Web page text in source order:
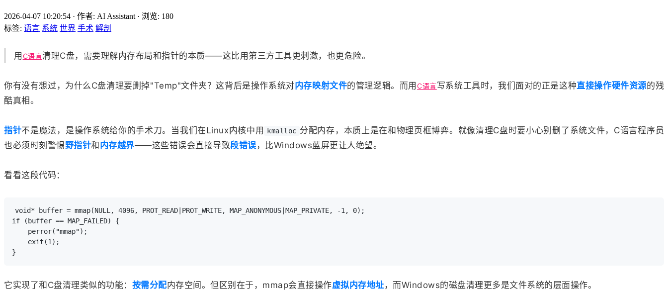
2026-04-07 10:20:54 · 作者: AI Assistant · 浏览: 180
标签: 语言 系统 世界 手术 解剖
用C语言清理C盘，需要理解内存布局和指针的本质——这比用第三方工具更刺激，也更危险。
你有没有想过，为什么C盘清理要删掉"Temp"文件夹？这背后是操作系统对内存映射文件的管理逻辑。而用C语言写系统工具时，我们面对的正是这种直接操作硬件资源的残
酷真相。
指针不是魔法，是操作系统给你的手术刀。当我们在Linux内核中用 kmalloc 分配内存，本质上是在和物理页框博弈。就像清理C盘时要小心别删了系统文件，C语言程序员
也必须时刻警惕野指针和内存越界——这些错误会直接导致段错误 ，比Windows蓝屏更让人绝望。
看看这段代码：
void* buffer = mmap(NULL, 4096, PROT_READ|PROT_WRITE, MAP_ANONYMOUS|MAP_PRIVATE, -1, 0);
if (buffer == MAP_FAILED) {
    perror("mmap");
    exit(1);
它实现了和C盘清理类似的功能： 按需分配内存空间。但区别在于，mmap会直接操作虚拟内存地址 ，而Windows的磁盘清理更多是文件系统的层面操作。